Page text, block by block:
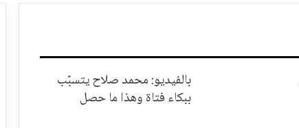
بالفيديو: محمد صلاح يتسبّب
ببكاء فتاة وهذا ما حصل